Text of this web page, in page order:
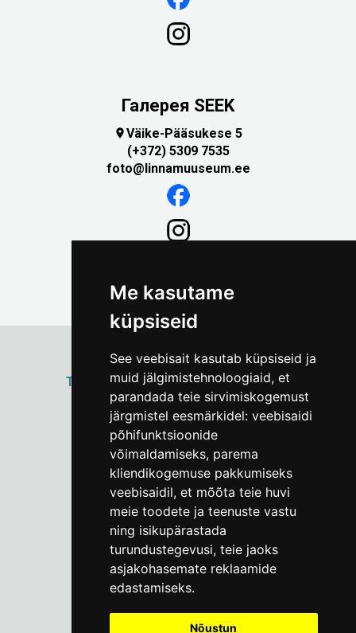
Me kasutame
küpsiseid
See veebisait kasutab küpsiseid ja
muid jälgimistehnoloogiaid, et
parandada teie sirvimiskogemust
järgmistel eesmärkidel: veebisaidi
põhifunktsioonide
võimaldamiseks, parema
kliendikogemuse pakkumiseks
veebisaidil, et mõõta teie huvi
meie toodete ja teenuste vastu
ning isikupärastada
turundustegevusi, teie jaoks
asjakohasemate reklaamide
edastamiseks.
Nõustun
Галерея SEEK
Väike-Pääsukese 5
(+372) 5309 7535
foto@linnamuuseum.ee
ТАЛЛИННСКИЙГОРОДСКОЙ МУЗЕЙ
Vene 17
Пн–Пт 9–17:(+372) 610 4178
info@linnamuuseum.ee